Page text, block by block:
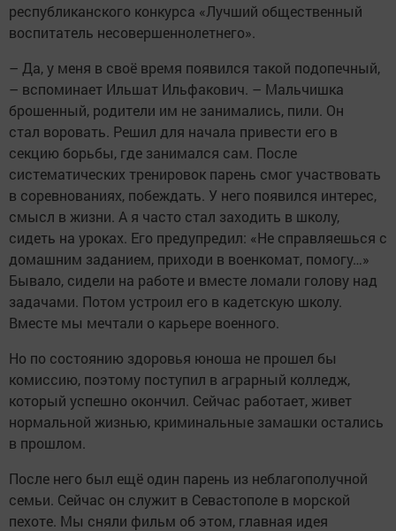
республиканского конкурса «Лучший общественный
воспитатель несовершеннолетнего».
– Да, у меня в своё время появился такой подопечный,
– вспоминает Ильшат Ильфакович. – Мальчишка
брошенный, родители им не занимались, пили. Он
стал воровать. Решил для начала привести его в
секцию борьбы, где занимался сам. После
систематических тренировок парень смог участвовать
в соревнованиях, побеждать. У него появился интерес,
смысл в жизни. А я часто стал заходить в школу,
сидеть на уроках. Его предупредил: «Не справляешься с
домашним заданием, приходи в военкомат, помогу…»
Бывало, сидели на работе и вместе ломали голову над
задачами. Потом устроил его в кадетскую школу.
Вместе мы мечтали о карьере военного.
Но по состоянию здоровья юноша не прошел бы
комиссию, поэтому поступил в аграрный колледж,
который успешно окончил. Сейчас работает, живет
нормальной жизнью, криминальные замашки остались
в прошлом.
После него был ещё один парень из неблагополучной
семьи. Сейчас он служит в Севастополе в морской
пехоте. Мы сняли фильм об этом, главная идея